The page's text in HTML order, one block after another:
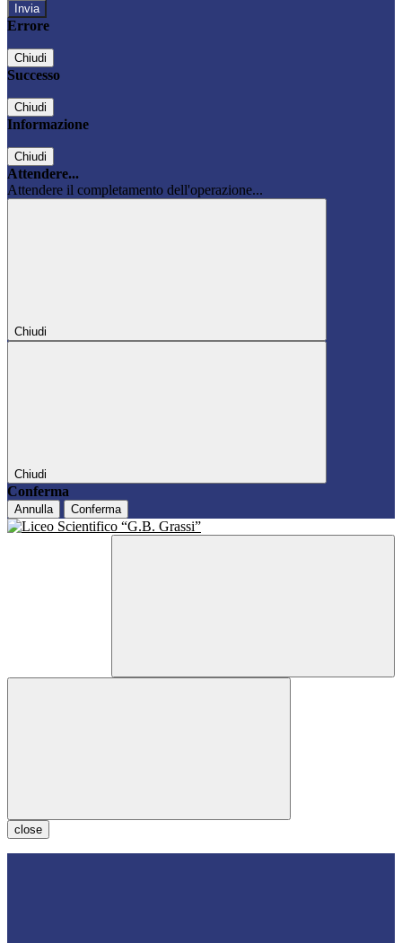
Errore
Chiudi
Successo
Chiudi
Informazione
Chiudi
Attendere...
Attendere il completamento dell'operazione...
Chiudi
Chiudi
Conferma
Annulla Conferma
close